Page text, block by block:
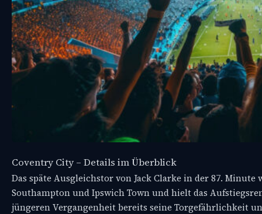
Coventry City – Details im Überblick
Das späte Ausgleichstor von Jack Clarke in der 87.
Southampton und Ipswich Town und hielt das
jüngeren Vergangenheit bereits seine Torgefährlichkeit